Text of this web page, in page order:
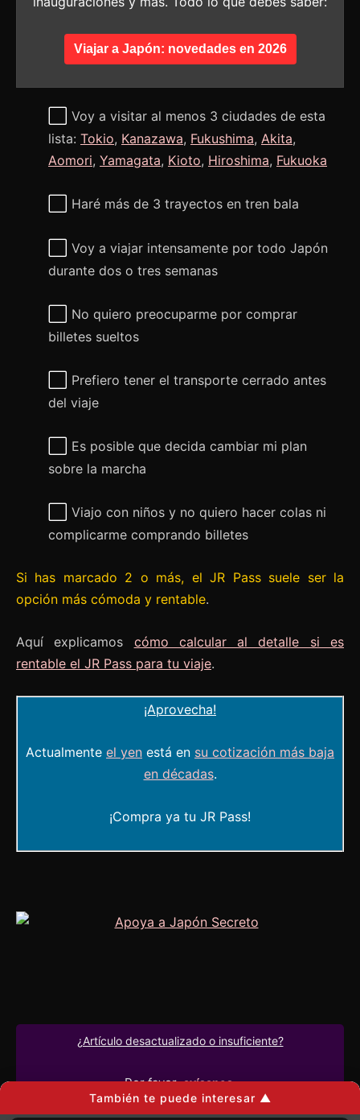
Viajar a Japón: novedades en 2026
Voy a visitar al menos 3 ciudades de esta
lista: Tokio, Kanazawa, Fukushima, Akita,
Aomori, Yamagata, Kioto, Hiroshima, Fukuoka
Haré más de 3 trayectos en tren bala
Voy a viajar intensamente por todo Japón
durante dos o tres semanas
No quiero preocuparme por comprar
billetes sueltos
Prefiero tener el transporte cerrado antes
del viaje
Es posible que decida cambiar mi plan
sobre la marcha
Viajo con niños y no quiero hacer colas ni
complicarme comprando billetes
Si has marcado 2 o más, el JR Pass suele ser la
opción más cómoda y rentable.
Aquí explicamos cómo calcular al detalle si es
rentable el JR Pass para tu viaje.
¡Aprovecha!
Actualmente el yen está en su cotización más baja
en décadas.
¡Compra ya tu JR Pass!
¿Artículo desactualizado o insuficiente?
Por favor,avísanos.
También te puede interesar ▲